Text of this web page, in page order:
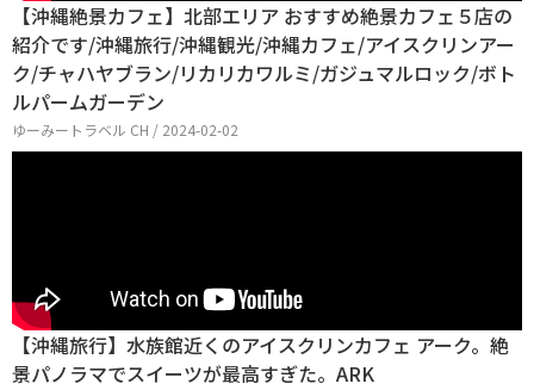
【沖縄絶景カフェ】北部エリア おすすめ絶景カフェ５店の
紹介です/沖縄旅行/沖縄観光/沖縄カフェ/アイスクリンアー
ク/チャハヤブラン/リカリカワルミ/ガジュマルロック/ボト
ルパームガーデン
ゆーみートラベル CH / 2024-02-02
【沖縄旅行】水族館近くのアイスクリンカフェ アーク。絶
景パノラマでスイーツが最高すぎた。ARK